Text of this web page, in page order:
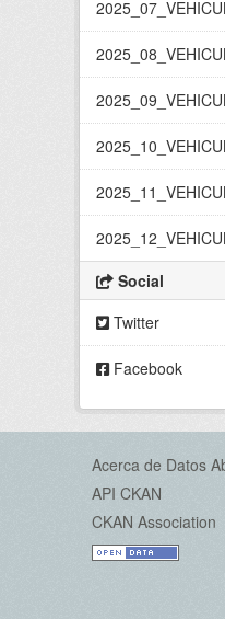
Social
Twitter
Facebook
Acerca de Datos
API CKAN
CKAN Association